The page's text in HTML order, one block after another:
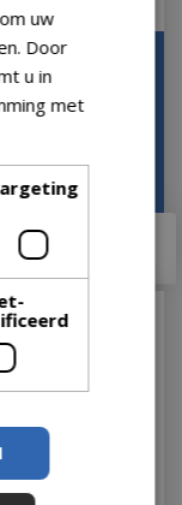
Huisparfum
1 liter
Lampe Berge…
uw
Door
u in
met